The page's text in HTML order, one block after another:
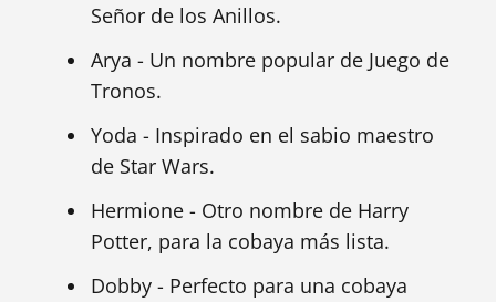
Señor de los Anillos.
Arya - Un nombre popular de Juego de
Tronos.
Yoda - Inspirado en el sabio maestro
de Star Wars.
Hermione - Otro nombre de Harry
Potter, para la cobaya más lista.
Dobby - Perfecto para una cobaya